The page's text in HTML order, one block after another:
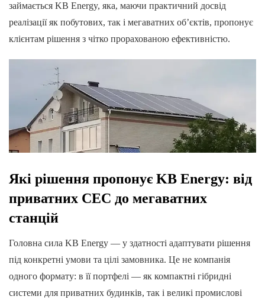
займається KB Energy, яка, маючи практичний досвід
реалізації як побутових, так і мегаватних об’єктів, пропонує
клієнтам рішення з чітко прорахованою ефективністю.
Які рішення пропонує KB Energy: від
приватних СЕС до мегаватних
станцій
Головна сила KB Energy — у здатності адаптувати рішення
під конкретні умови та цілі замовника. Це не компанія
одного формату: в її портфелі — як компактні гібридні
системи для приватних будинків, так і великі промислові